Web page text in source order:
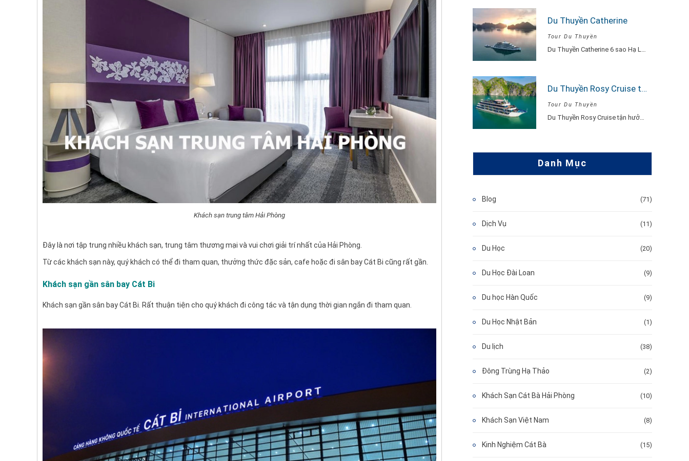
Khách sạn trung tâm Hải Phòng
Đây là nơi tập trung nhiều khách sạn, trung tâm thương mại và vui chơi giải trí nhất của Hải Phòng.
Từ các khách sạn này, quý khách có thể đi tham quan, thưởng thức đặc sản, cafe hoặc đi sân bay Cát Bi cũng rất gần.
Khách sạn gần sân bay Cát Bi
Khách sạn gần sân bay Cát Bi. Rất thuận tiện cho quý khách đi công tác và tận dụng thời gian ngắn đi tham quan.
Du Thuyền Catherine
Tour Du Thuyền
Du Thuyền Rosy Cruise tour 2 ngày 1 đêm
Tour Du Thuyền
Danh Mục
Blog (71)
Dịch Vụ (11)
Du Học (20)
Du Học Đài Loan (9)
Du học Hàn Quốc (9)
Du Học Nhật Bản (1)
Du lịch (38)
Đông Trùng Hạ Thảo (2)
Khách Sạn Cát Bà Hải Phòng (10)
Khách Sạn Việt Nam (8)
Kinh Nghiệm Cát Bà (15)